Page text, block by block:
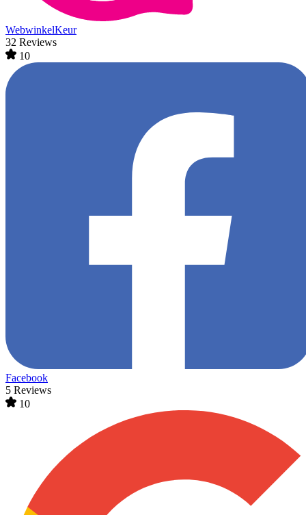
WebwinkelKeur
32 Reviews
10
Facebook
5 Reviews
10